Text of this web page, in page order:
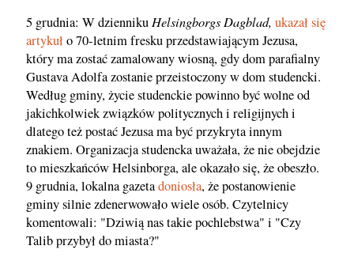
5 grudnia: W dzienniku Helsingborgs Dagblad, ukazał się
artykuło 70-letnim fresku przedstawiającym Jezusa,
który ma zostać zamalowany wiosną, gdy dom parafialny
Gustava Adolfa zostanie przeistoczony w dom studencki.
Według gminy, życie studenckie powinno być wolne od
jakichkolwiek związków politycznych i religijnych i
dlatego też postać Jezusa ma być przykryta innym
znakiem. Organizacja studencka uważała, że nie obejdzie
to mieszkańców Helsinborga, ale okazało się, że obeszło.
9 grudnia, lokalna gazetadoniosła, że postanowienie
gminy silnie zdenerwowało wiele osób. Czytelnicy
komentowali: "Dziwią nas takie pochlebstwa" i "Czy
Talib przybył do miasta?"